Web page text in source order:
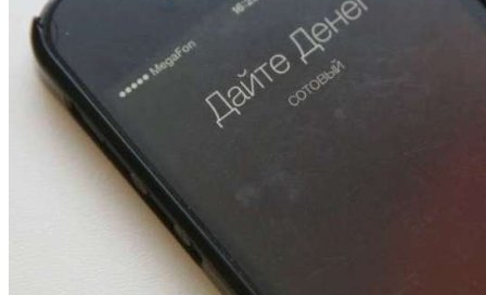
334 учреждения под контролем: в Волгограде
проверяют готовность школ и детсадов к
учебному году
13:47
Покушение на убийство в Волгограде: девушка
напала на незнакомую женщину с ножом
Сладкий праздник в Волгограде: в Центральном
парке прошёл фестиваль „Арбузный переполох“